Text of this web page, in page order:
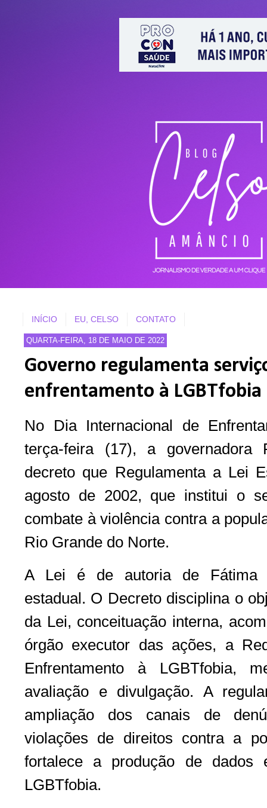
INÍCIO EU, CELSO CONTATO
QUARTA-FEIRA, 18 DE MAIO DE 2022
Governo regulamenta
enfrentamento à LGBTfobia
No Dia Internacional de
terça-feira (17), a governadora
decreto que Regulamenta a Lei
agosto de 2002, que institui o
combate à violência contra a
Rio Grande do Norte.
A Lei é de autoria de Fátima
estadual. O Decreto disciplina o
da Lei, conceituação interna,
órgão executor das ações, a
Enfrentamento à LGBTfobia,
avaliação e divulgação. A
ampliação dos canais de
violações de direitos contra a
fortalece a produção de dados
LGBTfobia.